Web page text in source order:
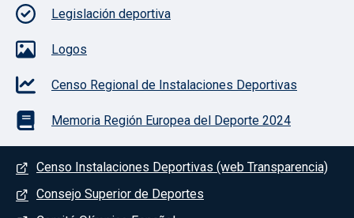
Legislación deportiva
Logos
Censo Regional de Instalaciones Deportivas
Memoria Región Europea del Deporte 2024
Menú del pie
Censo Instalaciones Deportivas (web Transparencia)
Consejo Superior de Deportes